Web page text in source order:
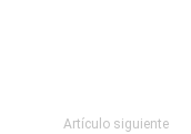
Artículo siguiente